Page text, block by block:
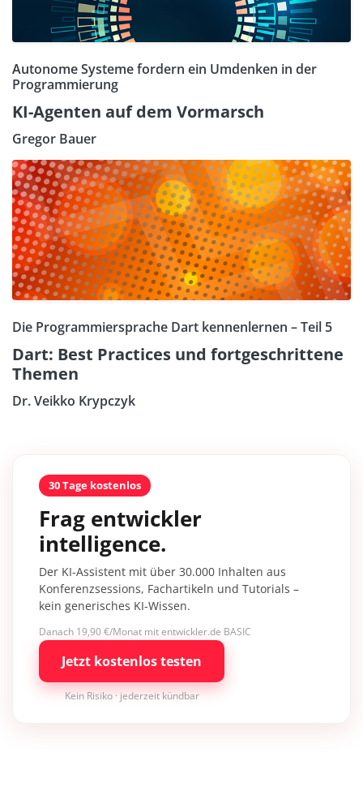
Autonome Systeme fordern ein Umdenken in der
Programmierung
KI-Agenten auf dem Vormarsch
Gregor Bauer
Die Programmiersprache Dart kennenlernen – Teil 5
Dart: Best Practices und fortgeschrittene
Themen
Dr. Veikko Krypczyk
30 Tage kostenlos
Frag entwickler
intelligence.
Der KI-Assistent mit über 30.000 Inhalten aus
Konferenzsessions, Fachartikeln und Tutorials –
kein generisches KI-Wissen.
Danach 19,90 €/Monat mit entwickler.de BASIC
Jetzt kostenlos testen
Kein Risiko · jederzeit kündbar